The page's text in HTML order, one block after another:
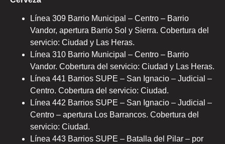
Línea 309 Barrio Municipal – Centro – Barrio
Vandor, apertura Barrio Sol y Sierra. Cobertura del
servicio: Ciudad y Las Heras.
Línea 310 Barrio Municipal – Centro – Barrio
Vandor. Cobertura del servicio: Ciudad y Las Heras.
Línea 441 Barrios SUPE – San Ignacio – Judicial –
Centro. Cobertura del servicio: Ciudad.
Línea 442 Barrios SUPE – San Ignacio – Judicial –
Centro – apertura Los Barrancos. Cobertura del
servicio: Ciudad.
Línea 443 Barrios SUPE – Batalla del Pilar – por